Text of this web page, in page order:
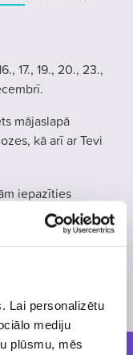
Lai personalizētu
mediju
plūsmu, mēs
17., 19., 20., 23.,
mājaslapā
kā arī ar Tevi
iepazīties
- 4. decembris, 2015